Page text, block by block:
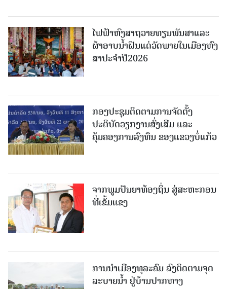
ໄຟຟ້າຫົງສາຖວາຍທຽນພັນສາແລະ
ຜ້າອາບນໍ້າຝົນແດ່ວັດພາຍໃນເມືອງຫົງ
ສາປະຈໍາປີ2026
ກອງປະຊຸມຕິດຕາມການຈັດຕັ້ງ
ປະຕິບັດວຽກງານສົ່ງເສີມ ແລະ
ຄຸ້ມຄອງການລົງທຶນ ຂອງແຂວງບໍ່ແກ້ວ
ຈາກພູມປັນຍາທ້ອງຖິ່ນ ສູ່ສະຫະກອນ
ທີ່ເຂັ້ມແຂງ
ການນໍາເມືອງທຸລະຄົມ ລົງຕິດຕາມຈຸດ
ລະບາຍນໍ້າ ຢູ່ບ້ານປາກຫາງ